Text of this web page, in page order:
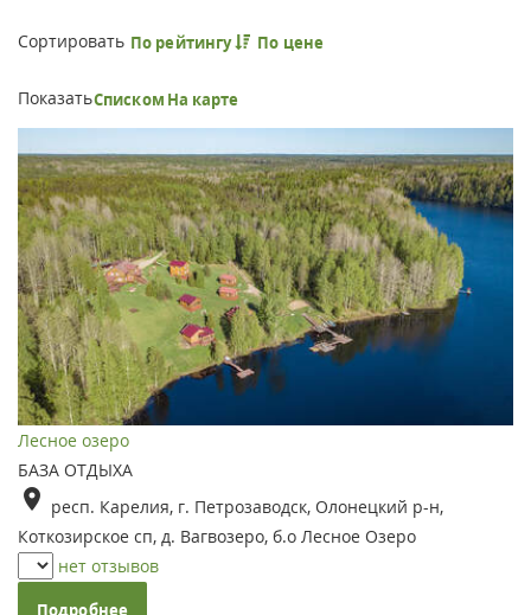
Сортировать По рейтингу По цене
ПоказатьСписком На карте
Лесное озеро
БАЗА ОТДЫХА
респ. Карелия, г. Петрозаводск, Олонецкий р-н,
Коткозирское сп, д. Вагвозеро, б.о Лесное Озеро
нет отзывов
Подробнее